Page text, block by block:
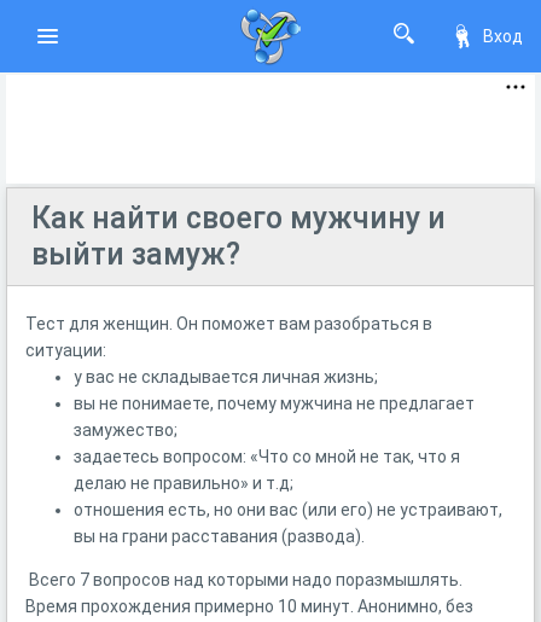
Вход
Как найти своего мужчину и
выйти замуж?
Тест для женщин. Он поможет вам разобраться в
ситуации:
у вас не складывается личная жизнь;
вы не понимаете, почему мужчина не предлагает
замужество;
задаетесь вопросом: «Что со мной не так, что я
делаю не правильно» и т.д;
отношения есть, но они вас (или его) не устраивают,
вы на грани расставания (развода).
Всего 7 вопросов над которыми надо поразмышлять.
Время прохождения примерно 10 минут. Анонимно, без